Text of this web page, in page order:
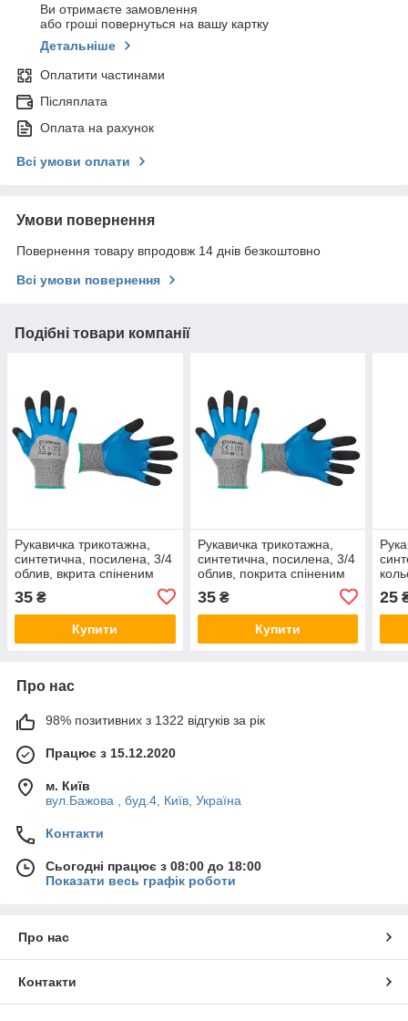
Ви отримаєте замовлення
або гроші повернуться на вашу картку
Детальніше
Оплатити частинами
Післяплата
Оплата на рахунок
Всі умови оплати
Умови повернення
Повернення товару впродовж 14 днів безкоштовно
Всі умови повернення
Подібні товари компанії
Рукавичка трикотажна,
синтетична, посилена, 3/4
облив, вкрита спіненим
латексом синього кольору,
покриття
35 ₴
Купити
Рукавичка трикотажна,
синтетична, посилена, 3/4
облив, покрита спіненим
латексом синього кольору,
покриття
35₴
Купити
SP-
25
Про нас
98% позитивних з 1322 відгуків за рік
Працює з 15.12.2020
м. Київ
вул.Бажова , буд.4, Київ, Україна
Контакти
Сьогодні працює з 08:00 до 18:00
Показати весь графік роботи
Про нас
Контакти